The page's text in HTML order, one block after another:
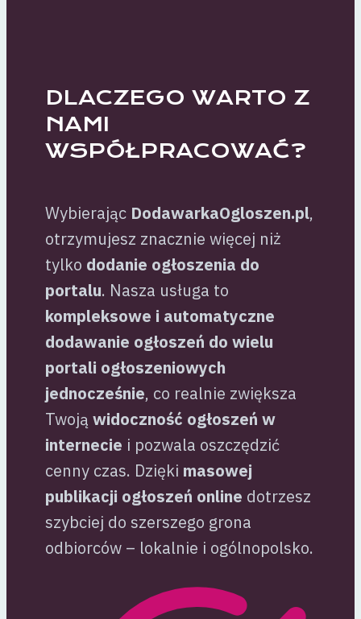
DLACZEGO WARTO Z
NAMI
WSPÓŁPRACOWAĆ?
Wybierając DodawarkaOgloszen.pl,
otrzymujesz znacznie więcej niż
tylko dodanie ogłoszenia do
portalu. Nasza usługa to
kompleksowe i automatyczne
dodawanie ogłoszeń do wielu
portali ogłoszeniowych
jednocześnie, co realnie zwiększa
Twoją widoczność ogłoszeń w
internecie i pozwala oszczędzić
cenny czas. Dzięki masowej
publikacji ogłoszeń online dotrzesz
szybciej do szerszego grona
odbiorców – lokalnie i ogólnopolsko.